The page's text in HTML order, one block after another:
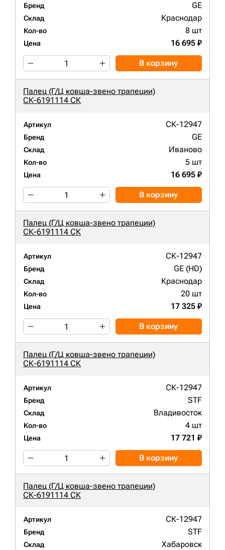
Бренд GE
Склад Краснодар
Кол-во 8 шт
Цена 16 695 ₽
В корзину
Палец (Г/Ц ковша-звено трапеции)
СК-6191114 СК
Артикул СК-12947
Бренд GE
Склад Иваново
Кол-во 5 шт
Цена 16 695 ₽
В корзину
Палец (Г/Ц ковша-звено трапеции)
СК-6191114 СК
Артикул СК-12947
Бренд GE (HD)
Склад Краснодар
Кол-во 20 шт
Цена 17 325 ₽
В корзину
Палец (Г/Ц ковша-звено трапеции)
СК-6191114 СК
Артикул СК-12947
Бренд STF
Склад Владивосток
Кол-во 4 шт
Цена 17 721 ₽
В корзину
Палец (Г/Ц ковша-звено трапеции)
СК-6191114 СК
Артикул СК-12947
Бренд STF
Склад Хабаровск